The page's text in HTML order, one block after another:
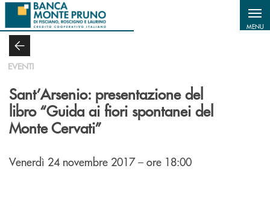
Salta al contenuto principale
MENU
EVENTI
Sant’Arsenio: presentazione del
libro “Guida ai fiori spontanei del
Monte Cervati”
Venerdì 24 novembre 2017 – ore 18:00